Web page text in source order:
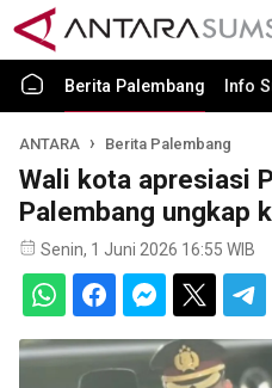
Berita Palembang Info
ANTARA Berita Palembang
Wali kota apresiasi
Palembang ungkap
Senin, 1 Juni 2026 16:55 WIB